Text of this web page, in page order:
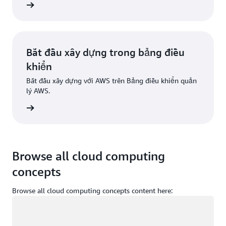
Bắt đầu xây dựng trong bảng điều
khiển
Bắt đầu xây dựng với AWS trên Bảng điều khiển quản
lý AWS.
Browse all cloud computing
concepts
Browse all cloud computing concepts content here: